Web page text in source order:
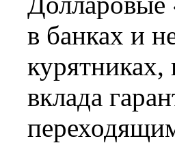
в банках и
курятниках,
вклада